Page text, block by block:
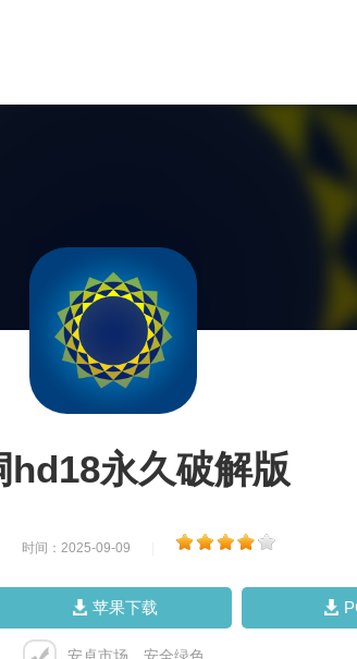
hd18永久破解版
时间：2025-09-09
苹果下载
安卓市场，安全绿色